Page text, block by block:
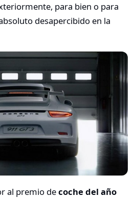
para bien o para
desapercibido en la
al premio decoche del año